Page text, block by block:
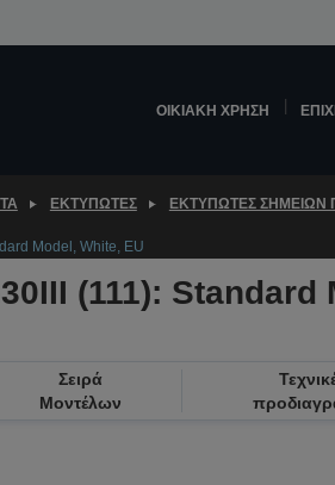
ΟΙΚΙΑΚΉ ΧΡΉΣΗ
ΕΚΤΥΠΩΤΈΣ ΕΚΤΥΠΩΤΈΣ ΣΗΜΕΊΩΝ
Model, White, EU
(111): Standard
Σειρά
Μοντέλων